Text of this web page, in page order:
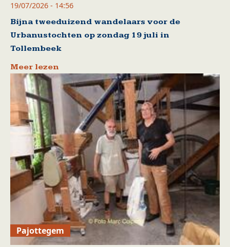
19/07/2026 - 14:56
Bijna tweeduizend wandelaars voor de
Urbanustochten op zondag 19 juli in
Tollembeek
Meer lezen
Pajottegem